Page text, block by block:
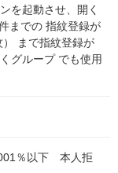
を起動させ、開く
までの 指紋登録が
まで指紋登録が
グループ でも使用
％以下 本人拒